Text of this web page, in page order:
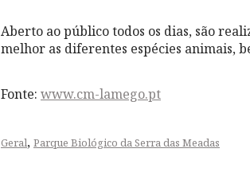
Aberto ao público todos os dias, são
melhor as diferentes espécies animais,
Fonte: www.cm-lamego.pt
Geral, Parque Biológico da Serra das Meadas